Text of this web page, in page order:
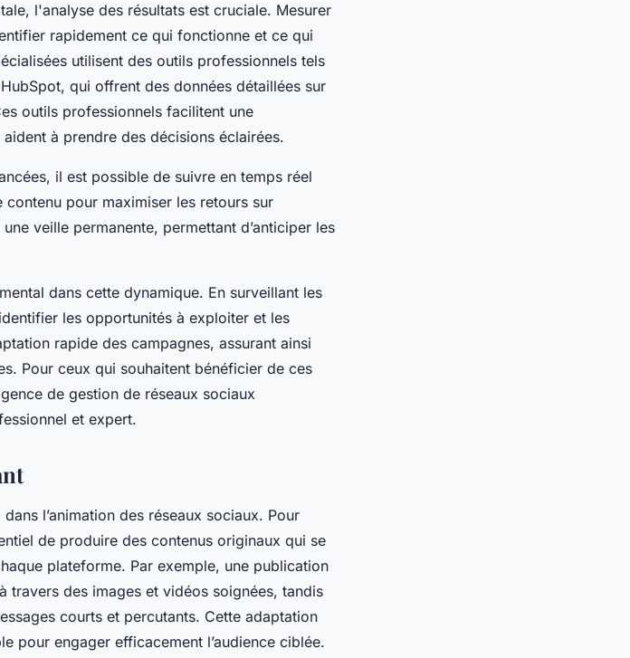
l'analyse des résultats est cruciale. Mesurer
rapidement ce qui fonctionne et ce qui
utilisent des outils professionnels tels
qui offrent des données détaillées sur
outils professionnels facilitent une
à prendre des décisions éclairées.
il est possible de suivre en temps réel
contenu pour maximiser les retours sur
veille permanente, permettant d’anticiper les
dans cette dynamique. En surveillant les
les opportunités à exploiter et les
rapide des campagnes, assurant ainsi
Pour ceux qui souhaitent bénéficier de ces
de gestion de réseaux sociaux
et expert.
l’animation des réseaux sociaux. Pour
de produire des contenus originaux qui se
plateforme. Par exemple, une publication
travers des images et vidéos soignées, tandis
courts et percutants. Cette adaptation
pour engager efficacement l’audience ciblée.